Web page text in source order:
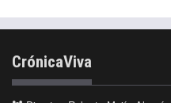
CrónicaViva